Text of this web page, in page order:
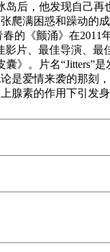
岛后，他发现自己再
爬满困惑和躁动的
《颤涌》在2011
影片、最佳导演、最
》。片名“Jitters”是
是爱情来袭的那刻
腺素的作用下引发